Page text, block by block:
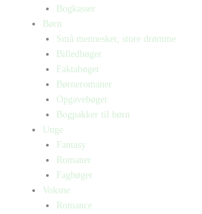
Bogkasser
Børn
Små mennesker, store drømme
Billedbøger
Faktabøger
Børneromaner
Opgavebøger
Bogpakker til børn
Unge
Fantasy
Romaner
Fagbøger
Voksne
Romance